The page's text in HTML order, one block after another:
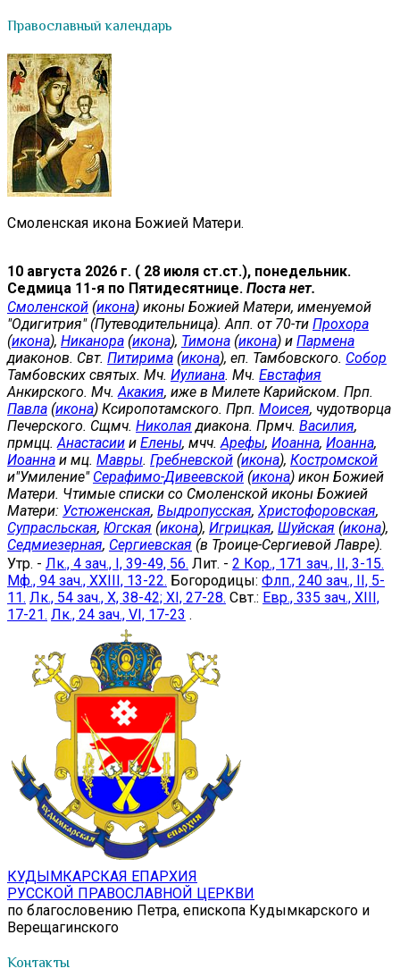
Православный календарь
Смоленская икона Божией Матери.
10 августа 2026 г. ( 28 июля ст.ст.), понедельник.
Седмица 11-я по Пятидесятнице. Поста нет.
Смоленской (икона) иконы Божией Матери, именуемой
"Одигитрия" (Путеводительница). Апп. от 70-ти Прохора
(икона), Никанора (икона), Тимона (икона) и Пармена
диаконов. Свт. Питирима (икона), еп. Тамбовского. Собор
Тамбовских святых. Мч. Иулиана. Мч. Евстафия
Анкирского. Мч. Акакия, иже в Милете Карийском. Прп.
Павла (икона) Ксиропотамского. Прп. Моисея, чудотворца
Печерского. Сщмч. Николая диакона. Прмч. Василия,
прмцц. Анастасии и Елены, мчч. Арефы, Иоанна, Иоанна,
Иоанна и мц. Мавры. Гребневской (икона), Костромской
и"Умиление" Серафимо-Дивеевской (икона) икон Божией
Матери. Чтимые списки со Смоленской иконы Божией
Матери: Устюженская, Выдропусская, Христофоровская,
Супрасльская, Югская (икона), Игрицкая, Шуйская (икона),
Седмиезерная, Сергиевская (в Троице-Сергиевой Лавре).
Утр. - Лк., 4 зач., I, 39-49, 56. Лит. - 2 Кор., 171 зач., II, 3-15.
Мф., 94 зач., XXIII, 13-22. Богородицы: Флп., 240 зач., II, 5-
11. Лк., 54 зач., X, 38-42; XI, 27-28. Свт.: Евр., 335 зач., XIII,
17-21. Лк., 24 зач., VI, 17-23 .
КУДЫМКАРСКАЯ ЕПАРХИЯ
РУССКОЙ ПРАВОСЛАВНОЙ ЦЕРКВИ
по благословению Петра, епископа Кудымкарского и
Верещагинского
Контакты